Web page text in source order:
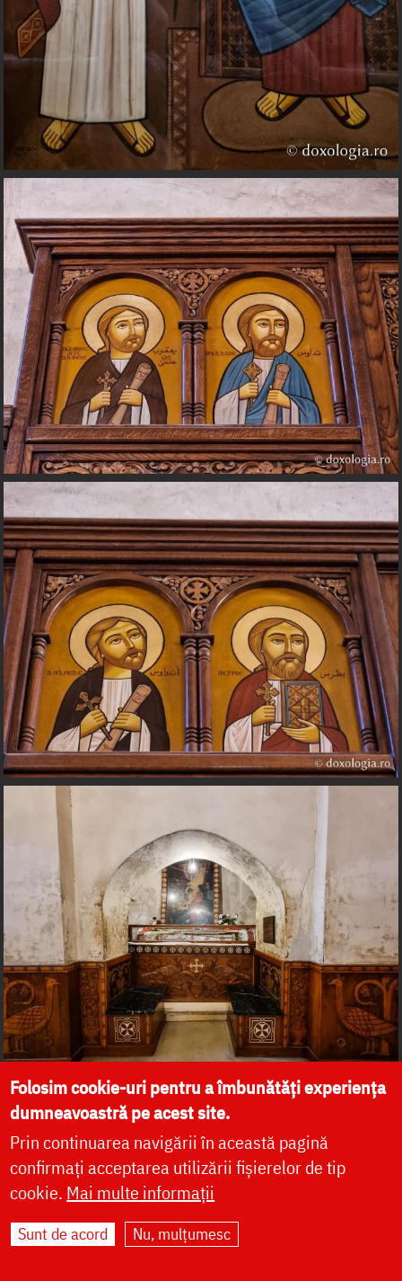
Folosim cookie-uri pentru a îmbunătăți experiența
dumneavoastră pe acest site.
Prin continuarea navigării în această pagină
confirmați acceptarea utilizării fișierelor de tip
cookie. Mai multe informații
Sunt de acord Nu, mulțumesc